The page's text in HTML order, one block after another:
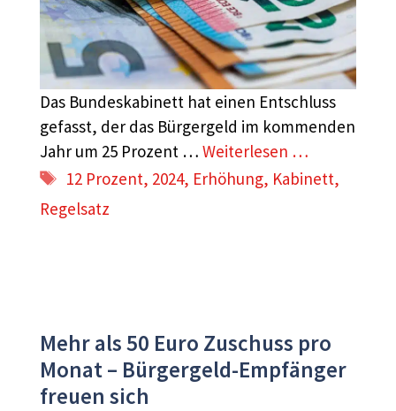
Das Bundeskabinett hat einen Entschluss
gefasst, der das Bürgergeld im kommenden
Jahr um 25 Prozent … Weiterlesen …
Schlagwörter
12 Prozent, 2024, Erhöhung, Kabinett,
Regelsatz
Mehr als 50 Euro Zuschuss pro
Monat – Bürgergeld-Empfänger
freuen sich